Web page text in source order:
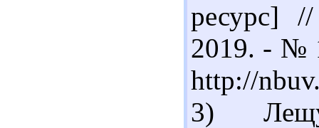
ресурс] //
2019. - №
http://
3)